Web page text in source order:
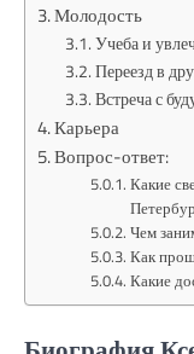
Молодость
Учеба и
Переезд в
Встреча с
Карьера
Вопрос-ответ:
Какие
Чем
Как
Какие